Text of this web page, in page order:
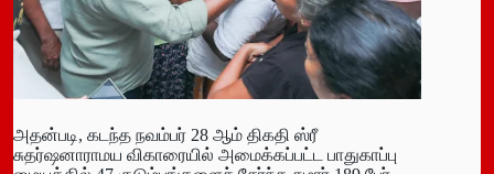
அதன்படி, கடந்த நவம்பர் 28 ஆம் திகதி ஸ்ரீ
சுதர்ஷனாராமய விகாரையில் அமைக்கப்பட்ட பாதுகாப்பு